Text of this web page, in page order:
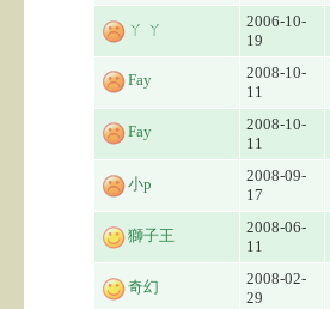
ㄚ ㄚ
2006-10-
19
Fay
2008-10-
11
Fay
2008-10-
11
小p
2008-09-
17
獅子王
2008-06-
11
奇幻
2008-02-
29